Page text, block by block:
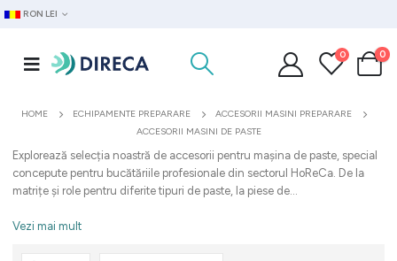
RON LEI
0 0
HOME ECHIPAMENTE PREPARARE
ACCESORII MASINI PREPARARE
ACCESORII MASINI DE PASTE
Explorează selecția noastră de accesorii pentru mașina de paste, special
concepute pentru bucătăriile profesionale din sectorul HoReCa. De la
matrițe și role pentru diferite tipuri de paste, la piese de...
Vezi mai mult